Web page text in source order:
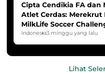
Cipta Cendikia FA dan
Atlet Cerdas: Merekrut
MilkLife Soccer
HYDROPLUS Soccer
Indonesia3 minggu yang lalu
Lihat